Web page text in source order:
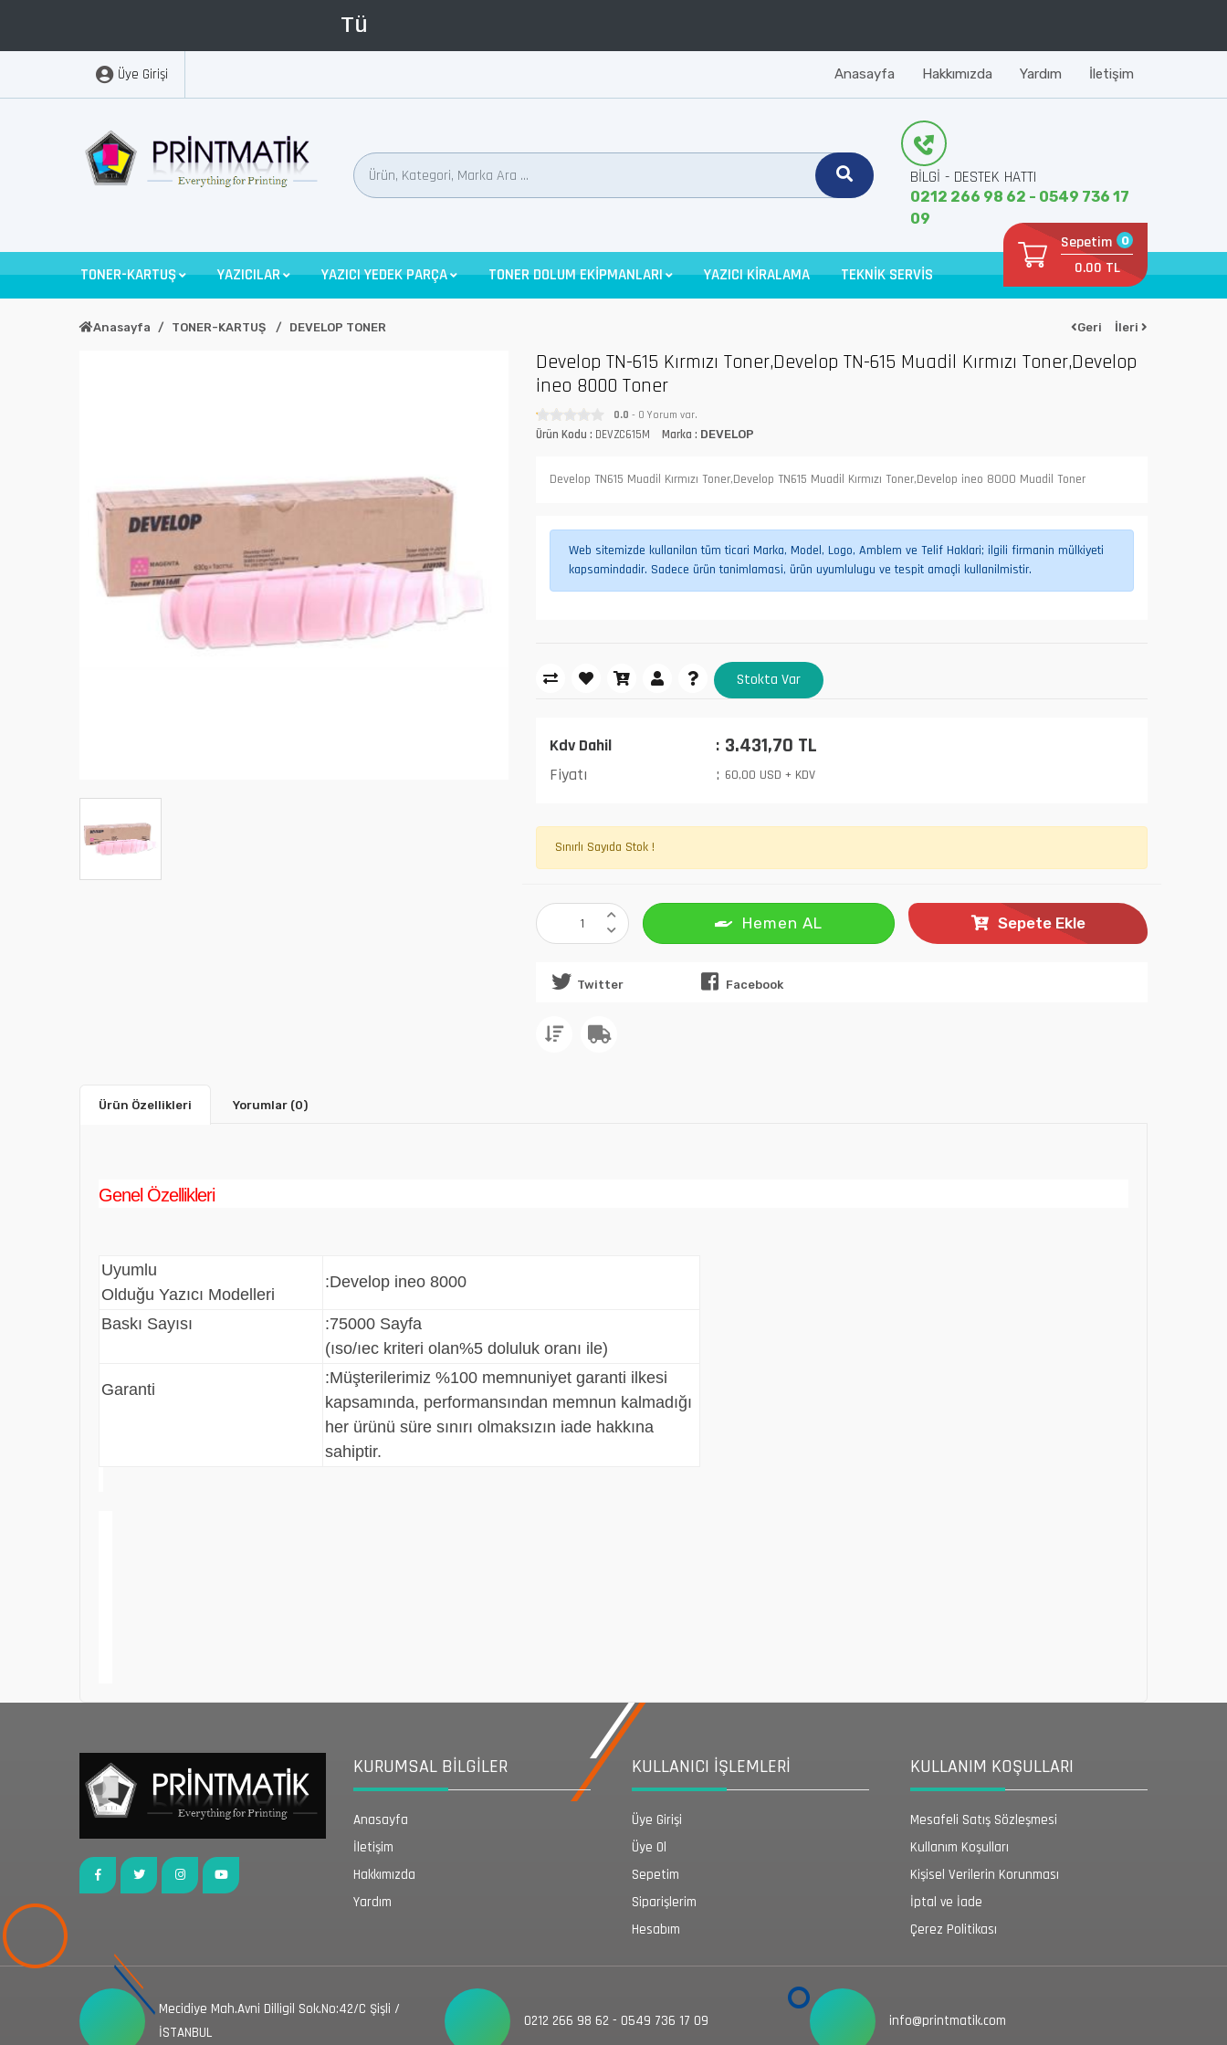
Üye Girişi Anasayfa Hakkımızda Yardım İletişim
BİLGİ - DESTEK HATTI
0212 266 98 62 - 0549 736 17
09
Sepetim 0
0.00 TL
TONER-KARTUŞ YAZICILAR YAZICI YEDEK PARÇA TONER DOLUM EKİPMANLARI YAZICI KİRALAMA TEKNİK SERVİS
Anasayfa TONER-KARTUŞ DEVELOP TONER Geri İleri
Develop TN-615 Kırmızı Toner,Develop TN-615 Muadil Kırmızı Toner,Develop
ineo 8000 Toner
0.0 - 0 Yorum var.
Ürün Kodu : DEVZC615M Marka : DEVELOP
Develop TN615 Muadil Kırmızı Toner,Develop TN615 Muadil Kırmızı Toner,Develop ineo 8000 Muadil Toner
Web sitemizde kullanilan tüm ticari Marka, Model, Logo, Amblem ve Telif Haklari; ilgili firmanin mülkiyeti
kapsamindadir. Sadece ürün tanimlamasi, ürün uyumlulugu ve tespit amaçli kullanilmistir.
Stokta Var
Kdv Dahil 3.431,70 TL
Fiyatı 60,00 USD + KDV
Sınırlı Sayıda Stok !
Hemen AL Sepete Ekle
Twitter Facebook
Ürün Özellikleri Yorumlar (0)
Genel Özellikleri
Uyumlu
Olduğu Yazıcı Modelleri
:Develop ineo 8000
Baskı Sayısı
:75000 Sayfa
(ıso/ıec kriteri olan%5 doluluk oranı ile)
Garanti
:Müşterilerimiz %100 memnuniyet garanti ilkesi
kapsamında, performansından memnun kalmadığı
her ürünü süre sınırı olmaksızın iade hakkına
sahiptir.
KURUMSAL BİLGİLER
Anasayfa
İletişim
Hakkımızda
Yardım
KULLANICI İŞLEMLERİ
Üye Girişi
Üye Ol
Sepetim
Siparişlerim
Hesabım
KULLANIM KOŞULLARI
Mesafeli Satış Sözleşmesi
Kullanım Koşulları
Kişisel Verilerin Korunması
İptal ve İade
Çerez Politikası
Mecidiye Mah.Avni Dilligil Sok.No:42/C Şişli /
İSTANBUL
0212 266 98 62 - 0549 736 17 09 info@printmatik.com